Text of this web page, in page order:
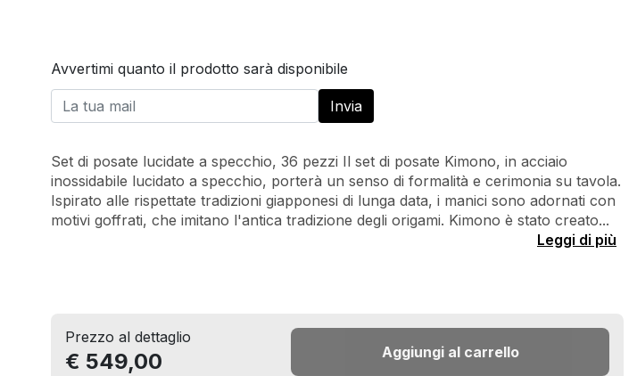
Avvertimi quanto il prodotto sarà disponibile
Set di posate lucidate a specchio, 36 pezzi Il set di posate Kimono, in acciaio
inossidabile lucidato a specchio, porterà un senso di formalità e cerimonia su tavola.
Ispirato alle rispettate tradizioni giapponesi di lunga data, i manici sono adornati con
motivi goffrati, che imitano l'antica tradizione degli origami. Kimono è stato creato...
Leggi di più
Prezzo al dettaglio
€ 549,00 Aggiungi al carrello